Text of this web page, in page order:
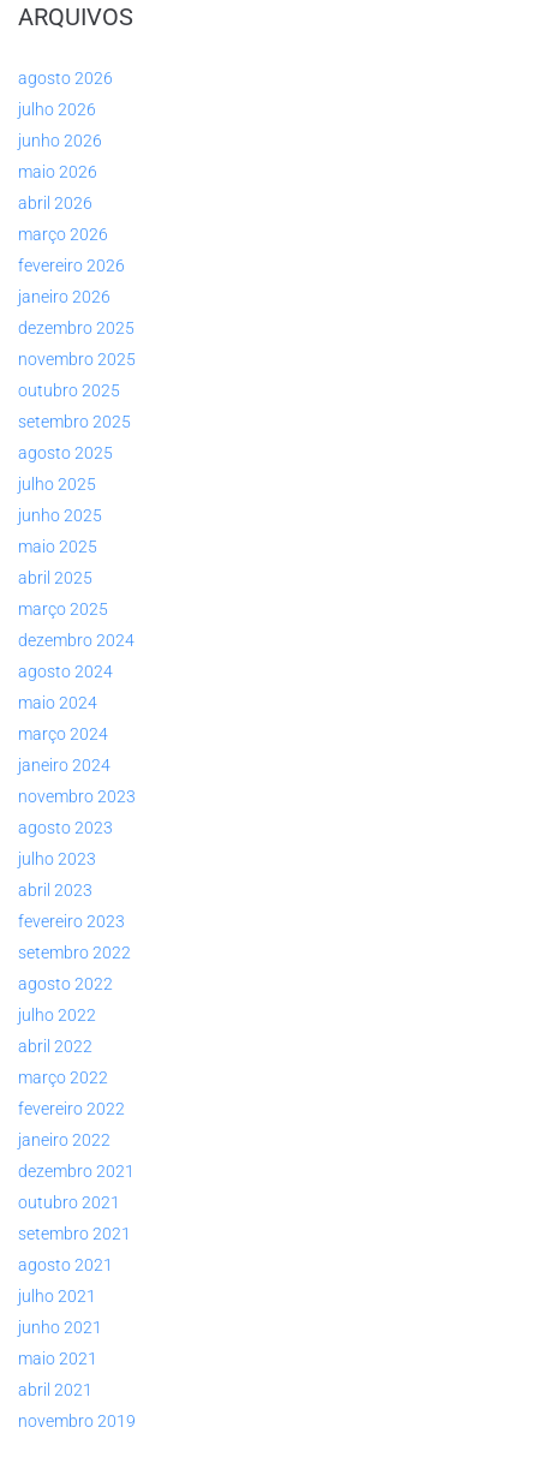
ARQUIVOS
agosto 2026
julho 2026
junho 2026
maio 2026
abril 2026
março 2026
fevereiro 2026
janeiro 2026
dezembro 2025
novembro 2025
outubro 2025
setembro 2025
agosto 2025
julho 2025
junho 2025
maio 2025
abril 2025
março 2025
dezembro 2024
agosto 2024
maio 2024
março 2024
janeiro 2024
novembro 2023
agosto 2023
julho 2023
abril 2023
fevereiro 2023
setembro 2022
agosto 2022
julho 2022
abril 2022
março 2022
fevereiro 2022
janeiro 2022
dezembro 2021
outubro 2021
setembro 2021
agosto 2021
julho 2021
junho 2021
maio 2021
abril 2021
novembro 2019